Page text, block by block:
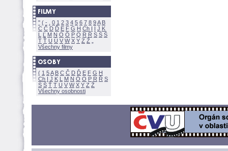
" ( - 0 1 2 3 4 5 6 7 8 9A B
C Č D Ď E F G H Ch I Í J K
L
Ľ M N O Ó P Q R Ř S Ś
T Ť U Ú V W X Y Z
Všechny filmy
( 1 5A B C Č D Ď E F G H
Ch I J K L M N Ó O P R Ř S
Ś
Ť T U V W X Y Z
Všechny osobnosti